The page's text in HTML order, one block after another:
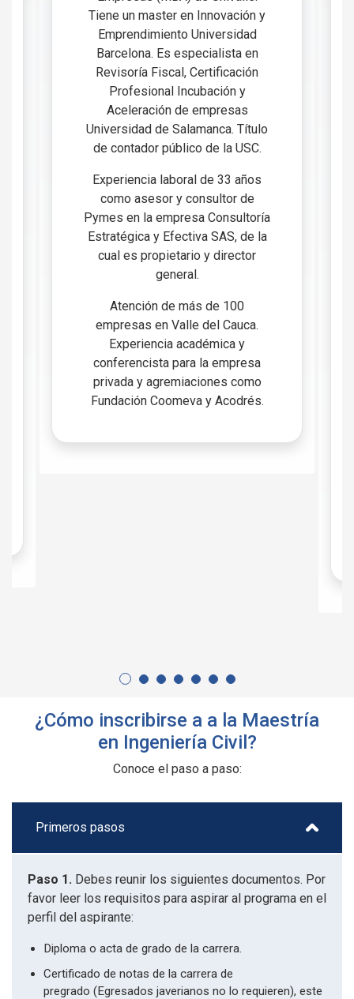
Tiene un master en Innovación y
Emprendimiento Universidad
Barcelona. Es especialista en
Revisoría Fiscal, Certificación
Profesional Incubación y
Aceleración de empresas
Universidad de Salamanca. Título
de contador público de la USC.
Experiencia laboral de 33 años
como asesor y consultor de
Pymes en la empresa Consultoría
Estratégica y Efectiva SAS, de la
cual es propietario y director
general.
Atención de más de 100
empresas en Valle del Cauca.
Experiencia académica y
conferencista para la empresa
privada y agremiaciones como
Fundación Coomeva y Acodrés.
¿Cómo inscribirse a a la Maestría
en Ingeniería Civil?
Conoce el paso a paso:
Primeros pasos
Paso 1. Debes reunir los siguientes documentos. Por
favor leer los requisitos para aspirar al programa en el
perfil del aspirante:
Diploma o acta de grado de la carrera.
Certificado de notas de la carrera de
pregrado (Egresados javerianos no lo requieren), este